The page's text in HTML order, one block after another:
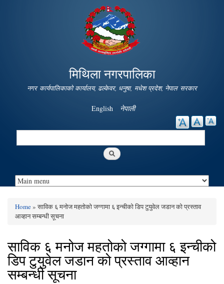
Skip to
main
content
मिथिला नगरपालिका
नगर कार्यपालिकाको कार्यालय, ढल्केवर, धनुषा, मधेश प्रदेश, नेपाल सरकार
English नेपाली
Search
You are here
Home» साविक ६ मनोज महतोको जग्गामा ६ इन्चीको डिप टुयुवेल जडान को प्रस्ताव
आव्हान सम्बन्धी सूचना
साविक ६ मनोज महतोको जग्गामा ६ इन्चीको
डिप टुयुवेल जडान को प्रस्ताव आव्हान
सम्बन्धी सूचना